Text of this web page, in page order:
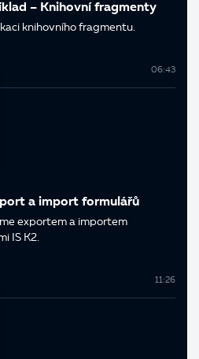
– Knihovní fragmenty
knihovního fragmentu.
06:43
a import formulářů
exportem a importem
IS K2.
11:26